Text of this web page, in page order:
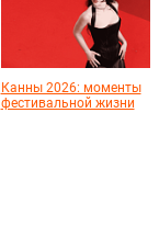
Канны 2026: моменты
фестивальной жизни